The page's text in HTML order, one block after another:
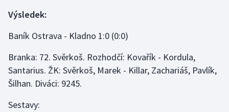
Ragby
Rychlobruslení
Rychlostní kanoistika
Výsledek:
Baník Ostrava - Kladno 1:0 (0:0)
Branka: 72. Svěrkoš. Rozhodčí: Kovařík - Kordula,
Santarius. ŽK: Svěrkoš, Marek - Killar, Zachariáš, Pavlík,
Šilhan. Diváci: 9245.
Sestavy: